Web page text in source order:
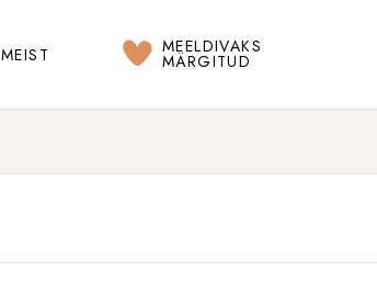
MEIST MEELDIVAKS
MÄRGITUD